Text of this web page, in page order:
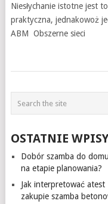
Niesłychanie istotne jest
praktyczna, jednakowoż
ABM Obszerne sieci
OSTATNIE WPISY
Dobór szamba do
na etapie planowania?
Jak interpretować
zakupie szamba